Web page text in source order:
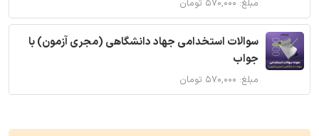
مبلغ: ۵۷۰,۰۰۰ تومان
سوالات استخدامی جهاد دانشگاهی (مجری آزمون) با
جواب
مبلغ: ۵۷۰,۰۰۰ تومان